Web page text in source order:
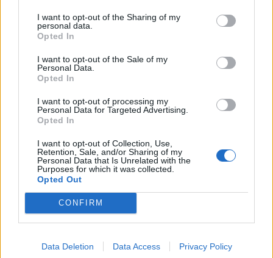
I want to opt-out of the Sharing of my
personal data.
Opted In
I want to opt-out of the Sale of my
Personal Data.
Opted In
I want to opt-out of processing my
Personal Data for Targeted Advertising.
Opted In
I want to opt-out of Collection, Use,
Retention, Sale, and/or Sharing of my
Personal Data that Is Unrelated with the
Purposes for which it was collected.
Opted Out
CONFIRM
Data Deletion Data Access Privacy Policy
Legnano
ambientali per le segnalazioni
Legnano
Legnano, Piazza San Magno senza